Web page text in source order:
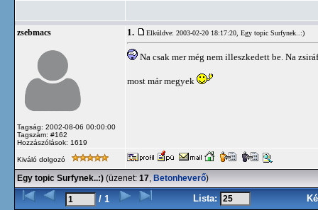
zsebmacs
Tagság: 2002-08-06 00:00:00
Tagszám: #162
Hozzászólások: 1619
1. Elküldve: 2003-02-20 18:17:20, Egy topic Surfynek..:)
Na csak mer még nem illeszkedett be. Na
most már megyek
Kiváló dolgozó
Egy topic Surfynek..:) (üzenet: 17, Betonheverő)
/ 1 Lista: